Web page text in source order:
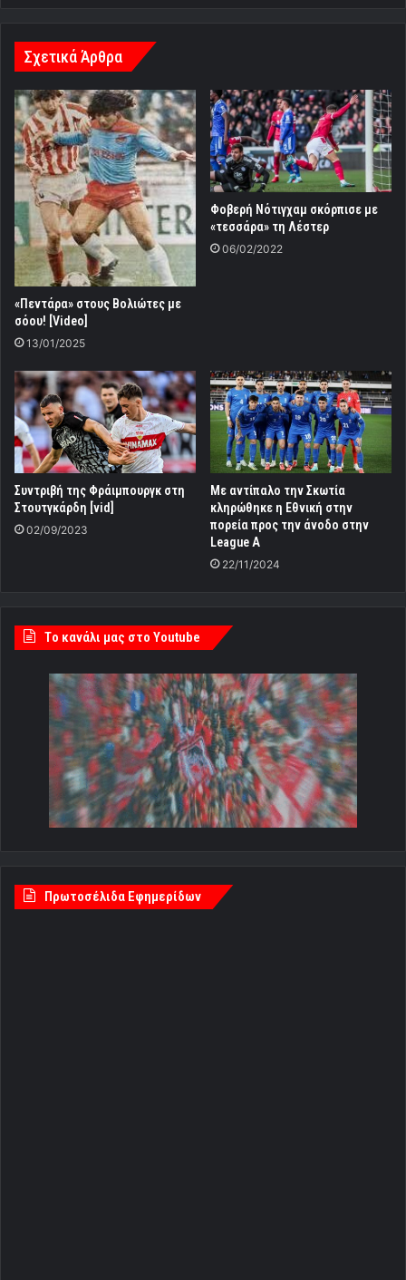
Σχετικά Άρθρα
«Πεντάρα» στους Βολιώτες με
σόου! [Video]
13/01/2025
Φοβερή Νότιγχαμ σκόρπισε με
«τεσσάρα» τη Λέστερ
06/02/2022
Συντριβή της Φράιμπουργκ στη
Στουτγκάρδη [vid]
02/09/2023
Με αντίπαλο την Σκωτία
κληρώθηκε η Εθνική στην
πορεία προς την άνοδο στην
League Α
22/11/2024
Tο κανάλι μας στο Youtube
Πρωτοσέλιδα Εφημερίδων